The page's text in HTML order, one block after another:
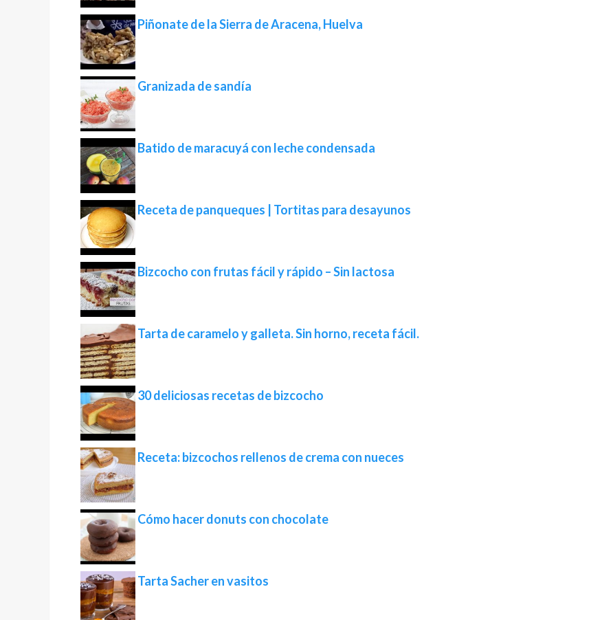
Piñonate de la Sierra de Aracena, Huelva
Granizada de sandía
Batido de maracuyá con leche condensada
Receta de panqueques | Tortitas para desayunos
Bizcocho con frutas fácil y rápido – Sin lactosa
Tarta de caramelo y galleta. Sin horno, receta fácil.
30 deliciosas recetas de bizcocho
Receta: bizcochos rellenos de crema con nueces
Cómo hacer donuts con chocolate
Tarta Sacher en vasitos